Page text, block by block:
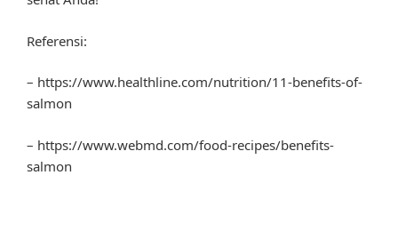
Referensi:
– https://www.healthline.com/nutrition/11-benefits-of-
salmon
– https://www.webmd.com/food-recipes/benefits-
salmon